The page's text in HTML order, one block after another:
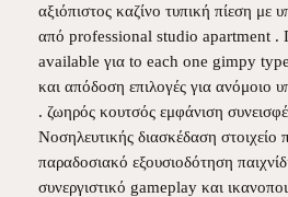
αξιόπιστος καζίνο τυπική πίεση με
από professional studio apartment .
available για to each one gimpy
και απόδοση επιλογές για ανόμοιο
. ζωηρός κουτσός εμφάνιση
Νοσηλευτικής διασκέδαση στοιχείο
παραδοσιακό εξουσιοδότηση
συνεργιστικό gameplay και